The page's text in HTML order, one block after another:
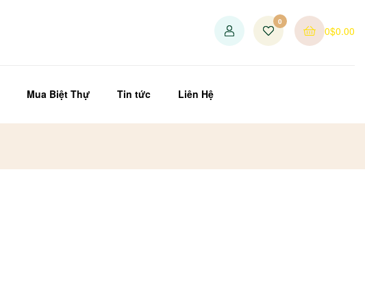
0
0$0.00
Mua Biệt Thự Tin tức Liên Hệ